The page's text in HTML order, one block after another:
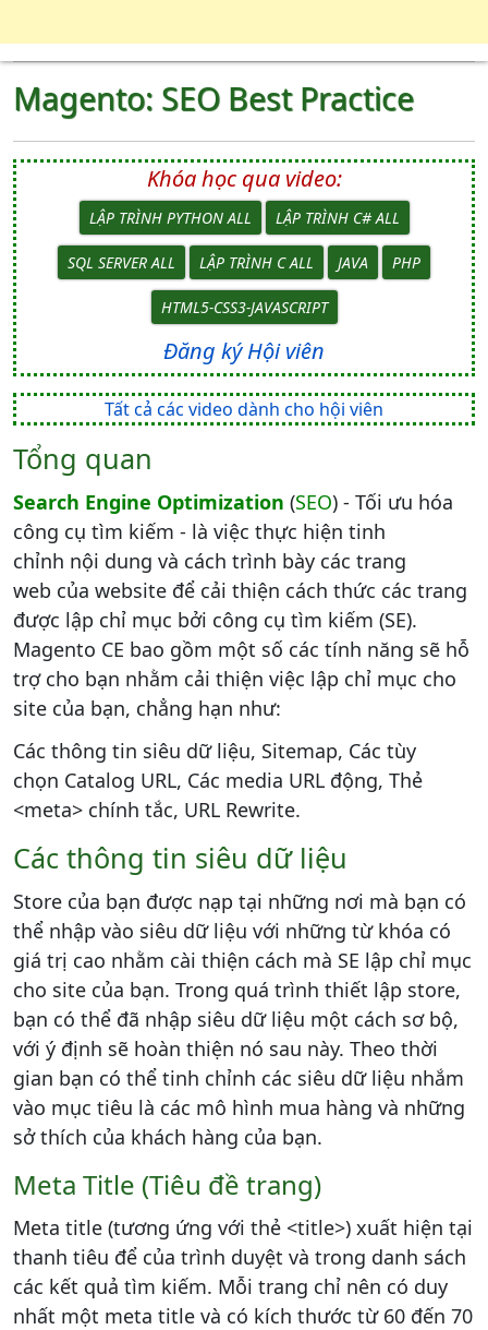
Magento: SEO Best Practice
Khóa học qua video:
LẬP TRÌNH PYTHON ALL LẬP TRÌNH C# ALL
SQL SERVER ALL LẬP TRÌNH C ALL JAVA PHP
HTML5-CSS3-JAVASCRIPT
Đăng ký Hội viên
Tất cả các video dành cho hội viên
Tổng quan
Search Engine Optimization (SEO) - Tối ưu hóa
công cụ tìm kiếm - là việc thực hiện tinh
chỉnh nội dung và cách trình bày các trang
web của website để cải thiện cách thức các trang
được lập chỉ mục bởi công cụ tìm kiếm (SE).
Magento CE bao gồm một số các tính năng sẽ hỗ
trợ cho bạn nhằm cải thiện việc lập chỉ mục cho
site của bạn, chẳng hạn như:
Các thông tin siêu dữ liệu, Sitemap, Các tùy
chọn Catalog URL, Các media URL động, Thẻ
<meta> chính tắc, URL Rewrite.
Các thông tin siêu dữ liệu
Store của bạn được nạp tại những nơi mà bạn có
thể nhập vào siêu dữ liệu với những từ khóa có
giá trị cao nhằm cài thiện cách mà SE lập chỉ mục
cho site của bạn. Trong quá trình thiết lập store,
bạn có thể đã nhập siêu dữ liệu một cách sơ bộ,
với ý định sẽ hoàn thiện nó sau này. Theo thời
gian bạn có thể tinh chỉnh các siêu dữ liệu nhắm
vào mục tiêu là các mô hình mua hàng và những
sở thích của khách hàng của bạn.
Meta Title (Tiêu đề trang)
Meta title (tương ứng với thẻ <title>) xuất hiện tại
thanh tiêu để của trình duyệt và trong danh sách
các kết quả tìm kiếm. Mỗi trang chỉ nên có duy
nhất một meta title và có kích thước từ 60 đến 70